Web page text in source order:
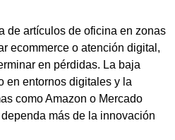
de artículos de oficina en zonas
ecommerce o atención digital,
en pérdidas. La baja
en entornos digitales y la
como Amazon o Mercado
más de la innovación